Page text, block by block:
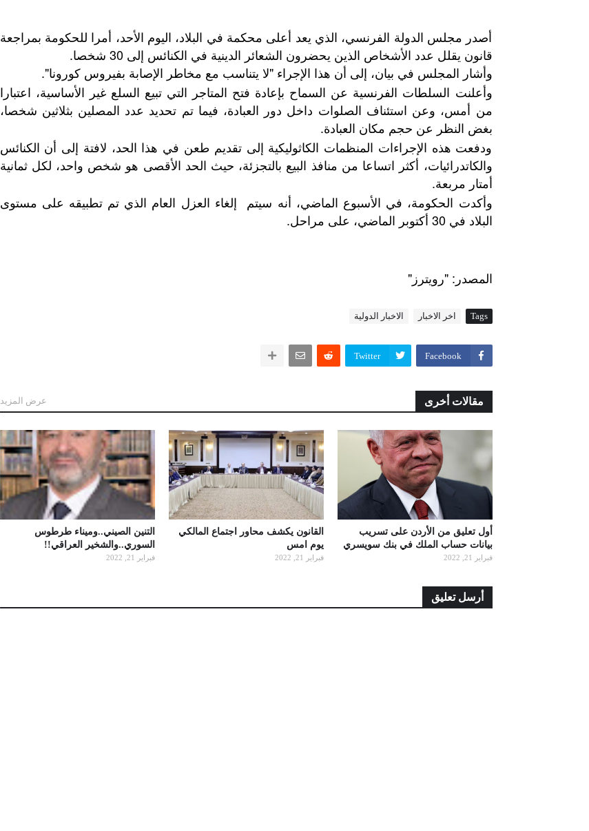
أصدر مجلس الدولة الفرنسي، الذي يعد أعلى محكمة في البلاد، اليوم الأحد، أمرا للحكومة بمراجعة
قانون يقلل عدد الأشخاص الذين يحضرون الشعائر الدينية في الكنائس إلى 30 شخصا.
وأشار المجلس في بيان، إلى أن هذا الإجراء "لا يتناسب مع مخاطر الإصابة بفيروس كورونا".
وأعلنت السلطات الفرنسية عن السماح بإعادة فتح المتاجر التي تبيع السلع غير الأساسية، اعتبارا
من أمس، وعن استئناف الصلوات داخل دور العبادة، فيما تم تحديد عدد المصلين بثلاثين شخصا،
بغض النظر عن حجم مكان العبادة.
ودفعت هذه الإجراءات المنظمات الكاثوليكية إلى تقديم طعن في هذا الحد، لافتة إلى أن الكنائس
والكاتدرائيات، أكثر اتساعا من منافذ البيع بالتجزئة، حيث الحد الأقصى هو شخص واحد، لكل ثمانية
أمتار مربعة.
وأكدت الحكومة، في الأسبوع الماضي، أنه سيتم إلغاء العزل العام الذي تم تطبيقه على مستوى
البلاد في 30 أكتوبر الماضي، على مراحل.
المصدر : "رويترز"
Tags اخر الاخبار الاخبار الدولية
Facebook
Twitter
مقالات أخرى عرض المزيد
أول تعليق من الأردن على تسريب
بيانات حساب الملك في بنك سويسري
فبراير 21, 2022
القانون يكشف محاور اجتماع المالكي
يوم امس
فبراير 21, 2022
التنين الصيني..وميناء طرطوس
السوري..والشخير العراقي!!
فبراير 21, 2022
أرسل تعليق